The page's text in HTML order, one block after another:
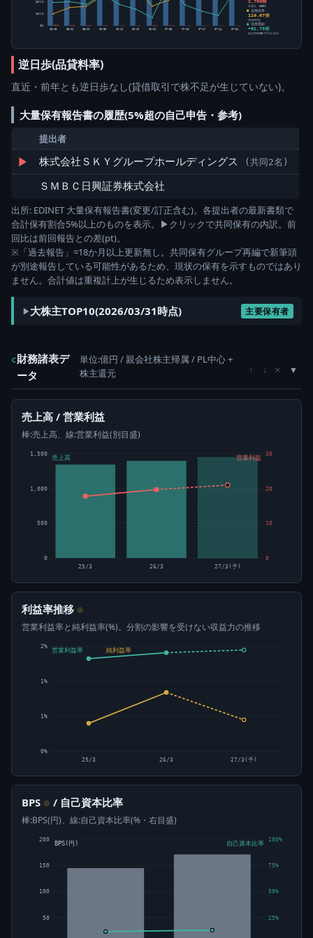
0株
10万株
20万株
05-15 05-22 05-29 06-05 06-12 06-19 06-26 07-03 07-10 07-17 07-24 07-31
2,700株
前週比 -100株
信用倍率
110.67倍
買残÷売残
信用需給
+62.73倍
純信用残÷5日平均出来高
逆日歩(品貸料率)
直近・前年とも逆日歩なし(貸借取引で株不足が生じていない)。
大量保有報告書の履歴(5%超の自己申告・参考)
提出者
▶ 株式会社ＳＫＹグループホールディングス (共同2名)
ＳＭＢＣ日興証券株式会社
出所: EDINET 大量保有報告書(変更/訂正含む)。各提出者の最新書類で
合計保有割合5%以上のものを表示。▶クリックで共同保有の内訳。前
回比は前回報告との差(pt)。
※「過去報告」=18か月以上更新無し。共同保有グループ再編で新筆頭
が別途報告している可能性があるため、現状の保有を示すものではあり
ません。合計値は重複計上が生じるため表示しません。
大株主TOP10(2026/03/31時点) 主要保有者
c財務諸表デ
ータ
単位:億円 / 親会社株主帰属 / PL中心 +
株主還元
↑ ↓ ×
売上高 / 営業利益
棒:売上高、線:営業利益(別目盛)
0
500
1,000
1,500
0
10
20
30
25/3 26/3 27/3(予)
売上高 営業利益
利益率推移 ⊙
営業利益率と純利益率(%)。分割の影響を受けない収益力の推移
0%
1%
1%
2%
営業利益率 純利益率
25/3 26/3 27/3(予)
BPS ⊙ / 自己資本比率
棒:BPS(円)、線:自己資本比率(%・右目盛)
50
100
150
200
25%
50%
75%
100%
BPS(円) 自己資本比率